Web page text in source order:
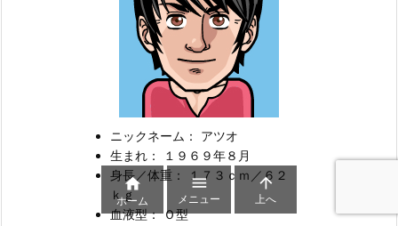
ニックネーム： アツオ
生まれ： １９６９年８月
身長／体重： １７３ｃｍ／６２
ｋｇ
血液型： Ｏ型

ホーム

メニュー

上へ